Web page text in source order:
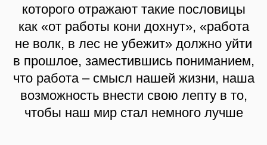
которого отражают такие пословицы
как «от работы кони дохнут», «работа
не волк, в лес не убежит» должно уйти
в прошлое, заместившись пониманием,
что работа – смысл нашей жизни, наша
возможность внести свою лепту в то,
чтобы наш мир стал немного лучше